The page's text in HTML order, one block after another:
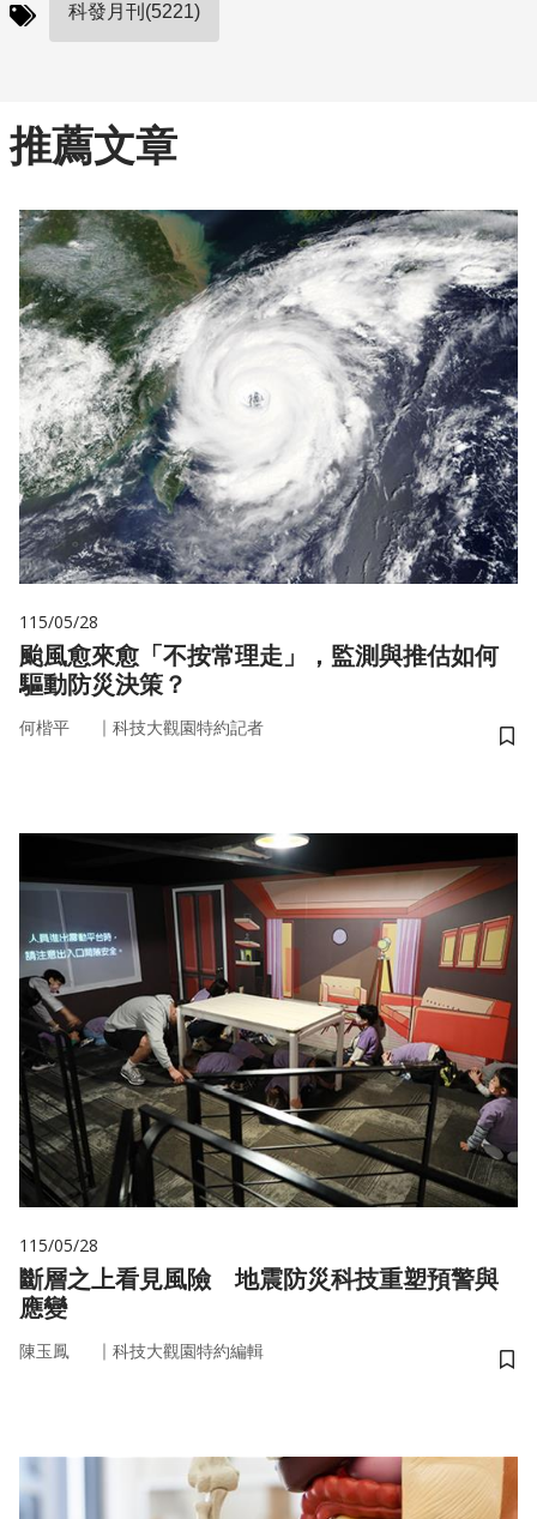
科發月刊(5221)
推薦文章
115/05/28
颱風愈來愈「不按常理走」，監測與推估如何
驅動防災決策？
何楷平 ｜ 科技大觀園特約記者
儲
115/05/28
斷層之上看見風險 地震防災科技重塑預警與
應變
陳玉鳳 ｜ 科技大觀園特約編輯
儲